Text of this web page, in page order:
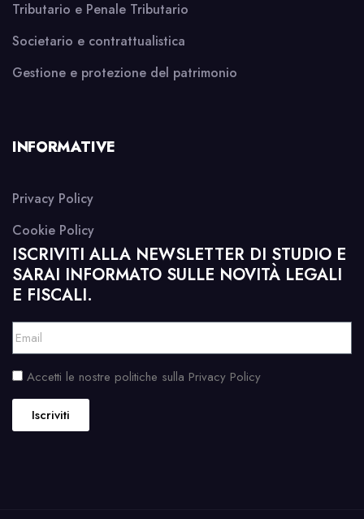
Tributario e Penale Tributario
Societario e contrattualistica
Gestione e protezione del patrimonio
INFORMATIVE
Privacy Policy
Cookie Policy
ISCRIVITI ALLA NEWSLETTER DI STUDIO E
SARAI INFORMATO SULLE NOVITÀ LEGALI
E FISCALI.
Accetti le nostre politiche sulla Privacy Policy
Iscriviti